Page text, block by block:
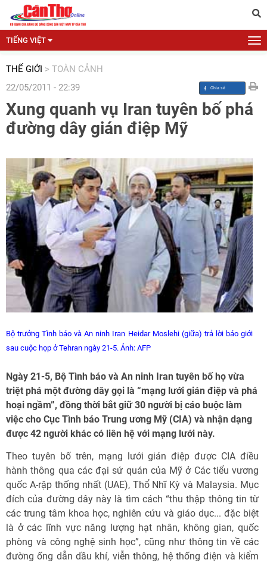
TIẾNG VIỆT
THẾ GIỚI > TOÀN CẢNH
22/05/2011 - 22:39
Xung quanh vụ Iran tuyên bố phá
đường dây gián điệp Mỹ
Bộ trưởng Tình báo và An ninh Iran Heidar Moslehi (giữa) trả lời báo giới
sau cuộc họp ở Tehran ngày 21-5. Ảnh: AFP
Ngày 21-5, Bộ Tình báo và An ninh Iran tuyên bố họ vừa
triệt phá một đường dây gọi là “mạng lưới gián điệp và phá
hoại ngầm”, đồng thời bắt giữ 30 người bị cáo buộc làm
việc cho Cục Tình báo Trung ương Mỹ (CIA) và nhận dạng
được 42 người khác có liên hệ với mạng lưới này.
Theo tuyên bố trên, mạng lưới gián điệp được CIA điều
hành thông qua các đại sứ quán của Mỹ ở Các tiểu vương
quốc A-rập thống nhất (UAE), Thổ Nhĩ Kỳ và Malaysia. Mục
đích của đường dây này là tìm cách “thu thập thông tin từ
các trung tâm khoa học, nghiên cứu và giáo dục... đặc biệt
là ở các lĩnh vực năng lượng hạt nhân, không gian, quốc
phòng và công nghệ sinh học”, cũng như thông tin về các
đường ống dẫn dầu khí, viễn thông, hệ thống điện và kiểm